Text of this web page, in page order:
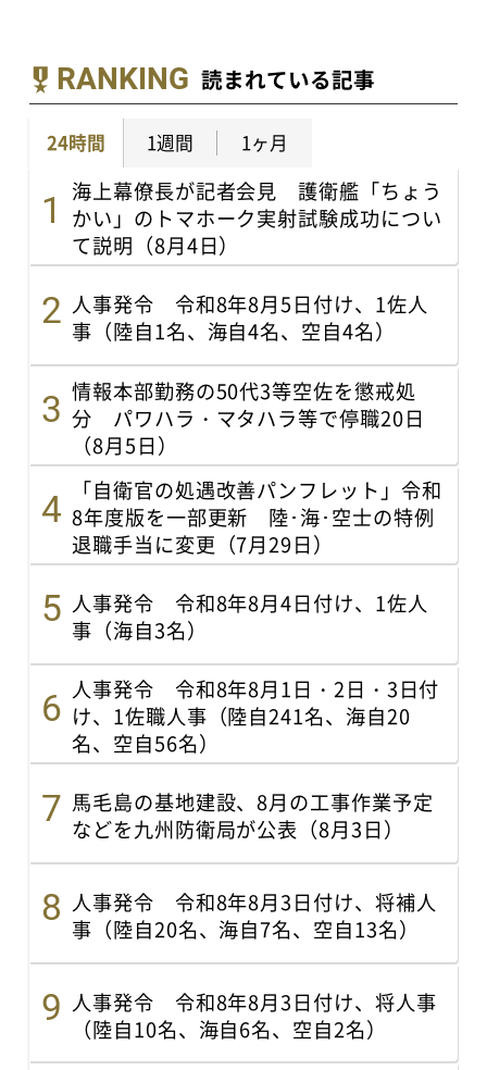
RANKING 読まれている記事
24時間 1週間 1ヶ月
海上幕僚長が記者会見 護衛艦「ちょう
かい」のトマホーク実射試験成功につい
て説明（8月4日）
人事発令 令和8年8月5日付け、1佐人
事（陸自1名、海自4名、空自4名）
情報本部勤務の50代3等空佐を懲戒処
分 パワハラ・マタハラ等で停職20日
（8月5日）
「自衛官の処遇改善パンフレット」令和
8年度版を一部更新 陸･海･空士の特例
退職手当に変更（7月29日）
人事発令 令和8年8月4日付け、1佐人
事（海自3名）
人事発令 令和8年8月1日・2日・3日付
け、1佐職人事（陸自241名、海自20
名、空自56名）
馬毛島の基地建設、8月の工事作業予定
などを九州防衛局が公表（8月3日）
人事発令 令和8年8月3日付け、将補人
事（陸自20名、海自7名、空自13名）
人事発令 令和8年8月3日付け、将人事
（陸自10名、海自6名、空自2名）